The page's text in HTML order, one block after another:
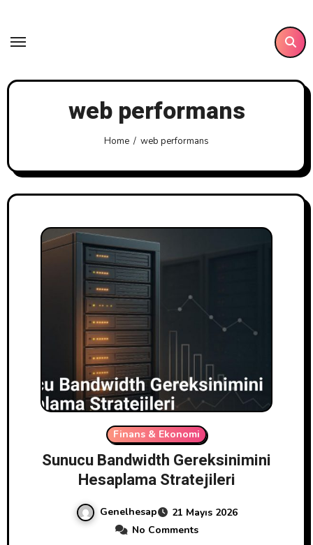
content
web performans
Home web performans
Finans & Ekonomi
Sunucu Bandwidth Gereksinimini
Hesaplama Stratejileri
Genelhesap
21 Mayıs 2026
No Comments